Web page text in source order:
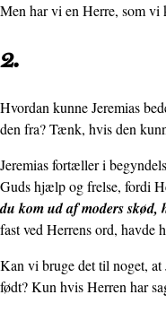
Men har vi en Herre, som vi
2.
Hvordan kunne Jeremias
den fra? Tænk, hvis den
Jeremias fortæller i
Guds hjælp og frelse, fordi
du kom ud af moders
fast ved Herrens ord, havde
Kan vi bruge det til noget,
født? Kun hvis Herren har